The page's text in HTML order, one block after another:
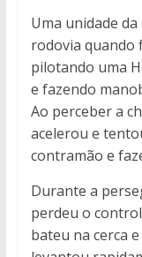
Uma unidade
rodovia quando
pilotando uma
e fazendo
Ao perceber a
acelerou e
contramão e
Durante a
perdeu o
bateu na cerca